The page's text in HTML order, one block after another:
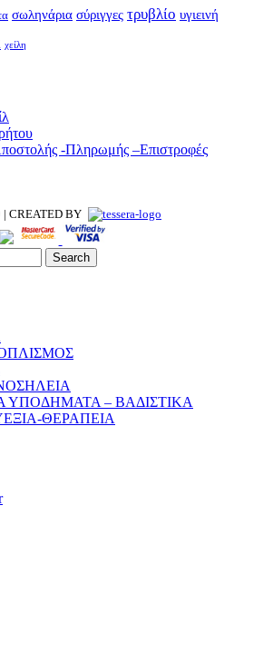
σωληνάρια σύριγγες τρυβλίο υγιεινή
χείλη
-Πληρωμής –Επιστροφές
| CREATED BY
Search
ΥΠΟΔΗΜΑΤΑ – ΒΑΔΙΣΤΙΚΑ
ΘΕΡΑΠΕΙΑ